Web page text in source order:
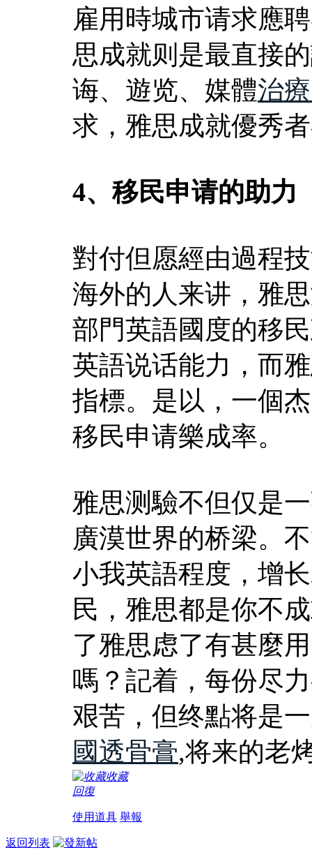
雇用時城市请求應
思成就则是最直接
诲、遊览、媒體治
求，雅思成就優秀
4、移民申请的助力
對付但愿經由過程
海外的人来讲，雅
部門英語國度的移
英語说话能力，而
指標。是以，一個
移民申请樂成率。
雅思测驗不但仅是
廣漠世界的桥梁。
小我英語程度，增
民，雅思都是你不
了雅思虑了有甚麼
嗎？記着，每份尽
艰苦，但终點将是
國透骨膏,将来的老
收藏
回復
使用道具 舉報
返回列表